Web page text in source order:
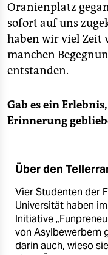
Oranienplatz
sofort auf uns
haben wir viel Zeit
manchen
entstanden.
Gab es ein
Erinnerung
Über den
Vier Studenten der
Universität haben
Initiative
von Asylbewerbern
darin auch, wieso